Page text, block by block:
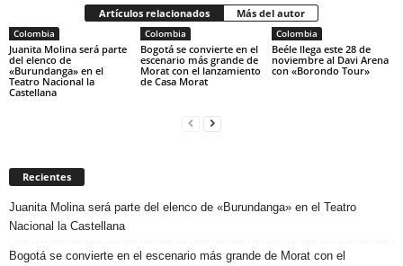
Artículos relacionados Más del autor
Colombia
Juanita Molina será parte
del elenco de
«Burundanga» en el
Teatro Nacional la
Castellana
Colombia
Bogotá se convierte en el
escenario más grande de
Morat con el lanzamiento
de Casa Morat
Colombia
Beéle llega este 28 de
noviembre al Davi Arena
con «Borondo Tour»
Recientes
Juanita Molina será parte del elenco de «Burundanga» en el Teatro
Nacional la Castellana
Bogotá se convierte en el escenario más grande de Morat con el